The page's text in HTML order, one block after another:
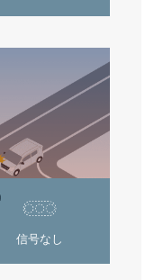
信号なし